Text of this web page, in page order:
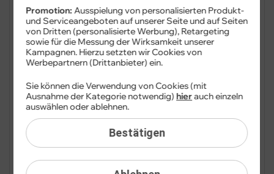
Festnetz
Festnetz-Geräte
Kundendaten
Mobilfunk
Mobilfunk-Geräte
Promotion:Ausspielung von personalisierten Produkt-
und Serviceangeboten auf unserer Seite und auf Seiten
von Dritten (personalisierte Werbung), Retargeting
sowie für die Messung der Wirksamkeit unserer
Kampagnen. Hierzu setzten wir Cookies von
Werbepartnern (Drittanbieter) ein.
Sie können die Verwendung von Cookies (mit
Ausnahme der Kategorie notwendig)hierauch einzeln
auswählen oder ablehnen.
Bestätigen